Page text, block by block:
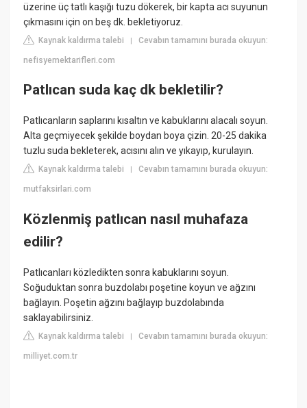
üzerine üç tatlı kaşığı tuzu dökerek, bir kapta acı suyunun
çıkmasını için on beş dk. bekletiyoruz.
Kaynak kaldırma talebi |Cevabın tamamını burada okuyun:
nefisyemektarifleri.com
Patlıcan suda kaç dk bekletilir?
Patlıcanların saplarını kısaltın ve kabuklarını alacalı soyun.
Alta geçmiyecek şekilde boydan boya çizin. 20-25 dakika
tuzlu suda bekleterek, acısını alın ve yıkayıp, kurulayın.
Kaynak kaldırma talebi |Cevabın tamamını burada okuyun:
mutfaksirlari.com
Közlenmiş patlıcan nasıl muhafaza
edilir?
Patlıcanları közledikten sonra kabuklarını soyun.
Soğuduktan sonra buzdolabı poşetine koyun ve ağzını
bağlayın. Poşetin ağzını bağlayıp buzdolabında
saklayabilirsiniz.
Kaynak kaldırma talebi |Cevabın tamamını burada okuyun:
milliyet.com.tr